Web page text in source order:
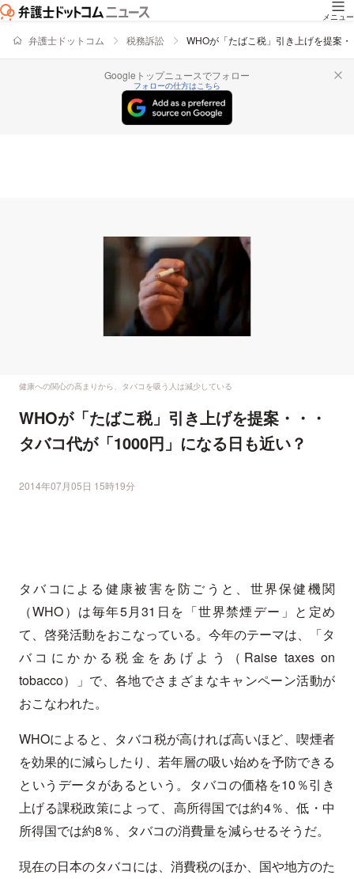
メニュー
弁護士ドットコム 税務訴訟 WHOが「たばこ税」引き上げを提案
Googleトップニュースでフォロー
フォローの仕方はこちら
健康への関心の高まりから、タバコを吸う人は減少している
WHOが「たばこ税」引き上げを提案・・・
タバコ代が「1000円」になる日も近い？
2014年07月05日 15時19分
タバコによる健康被害を防ごうと、世界保健機関
（WHO）は毎年5月31日を「世界禁煙デー」と定め
て、啓発活動をおこなっている。今年のテーマは、「タ
バコにかかる税金をあげよう（Raise taxes on
tobacco）」で、各地でさまざまなキャンペーン活動が
おこなわれた。
WHOによると、タバコ税が高ければ高いほど、喫煙者
を効果的に減らしたり、若年層の吸い始めを予防できる
というデータがあるという。タバコの価格を10％引き
上げる課税政策によって、高所得国では約4％、低・中
所得国では約8％、タバコの消費量を減らせるそうだ。
現在の日本のタバコには、消費税のほか、国や地方のた